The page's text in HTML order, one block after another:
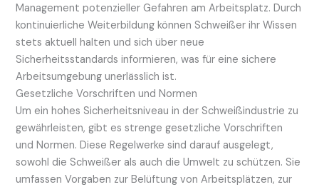
Management potenzieller Gefahren am Arbeitsplatz. Durch
kontinuierliche Weiterbildung können Schweißer ihr Wissen
stets aktuell halten und sich über neue
Sicherheitsstandards informieren, was für eine sichere
Arbeitsumgebung unerlässlich ist.
Gesetzliche Vorschriften und Normen
Um ein hohes Sicherheitsniveau in der Schweißindustrie zu
gewährleisten, gibt es strenge gesetzliche Vorschriften
und Normen. Diese Regelwerke sind darauf ausgelegt,
sowohl die Schweißer als auch die Umwelt zu schützen. Sie
umfassen Vorgaben zur Belüftung von Arbeitsplätzen, zur